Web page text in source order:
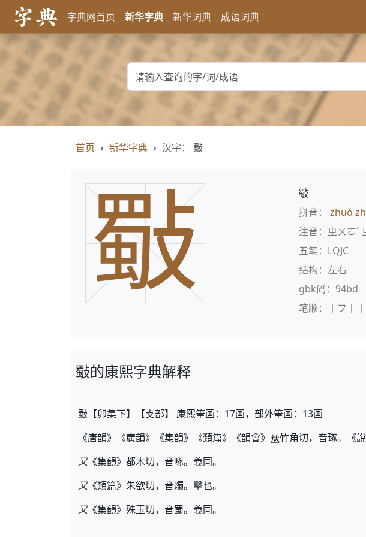
字典网首页 新华字典 新华词典 成语词典
首页 新华字典 汉字： 斀
斀
斀
拼音： zhuó
注音：ㄓㄨㄛˊ
五笔：LQJC
结构：左右
gbk码：94bd
笔顺：丨フ丨
斀的康熙字典解释
斀【卯集下】【攴部】 康熙筆画：17画，部外筆画：13画
《唐韻》《廣韻》《集韻》《類篇》《韻會》
竹角切，音琢。《
又《集韻》都木切，音啄。義同。
又《類篇》朱欲切，音燭。擊也。
又《集韻》殊玉切，音蜀。義同。